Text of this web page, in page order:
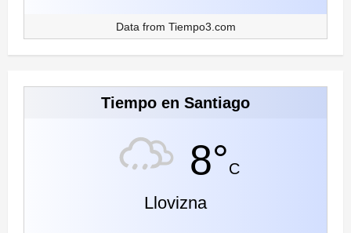
Data from Tiempo3.com
Tiempo en Santiago
8°C
Llovizna